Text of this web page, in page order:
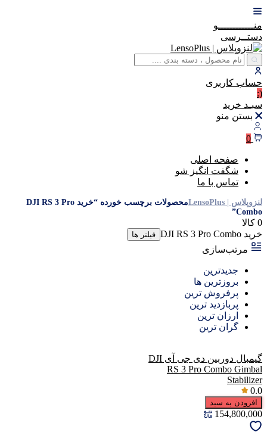
منــــــــــــو
دستــرسی
حساب کاربری
(:
سبـد خرید
بستن منو
0
صفحه اصلی
شگفت انگیز شو
تماس با ما
لنزوپلاس | LensoPlus
محصولات برچسب خورده “خرید DJI RS 3 Pro
Combo”
0 کالا
خرید DJI RS 3 Pro Combo
فیلتر ها
مرتب‌سازی
جدیدترین
بروزترین ها
پرفروش ترین
پربازدید ترین
ارزان ترین
گران ترین
گیمبال دوربین دی جی آی DJI
RS 3 Pro Combo Gimbal
Stabilizer
0.0
افزودن به سبد
154,800,000